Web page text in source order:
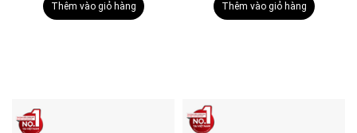
Thêm vào giỏ hàng Thêm vào giỏ hàng